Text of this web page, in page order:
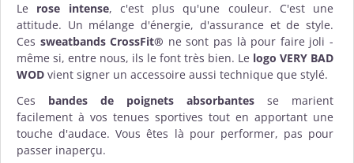
Le rose intense, c'est plus qu'une couleur. C'est une
attitude. Un mélange d'énergie, d'assurance et de style.
Ces sweatbands CrossFit® ne sont pas là pour faire joli -
même si, entre nous, ils le font très bien. Le logo VERY BAD
WOD vient signer un accessoire aussi technique que stylé.
Ces bandes de poignets absorbantes se marient
facilement à vos tenues sportives tout en apportant une
touche d'audace. Vous êtes là pour performer, pas pour
passer inaperçu.